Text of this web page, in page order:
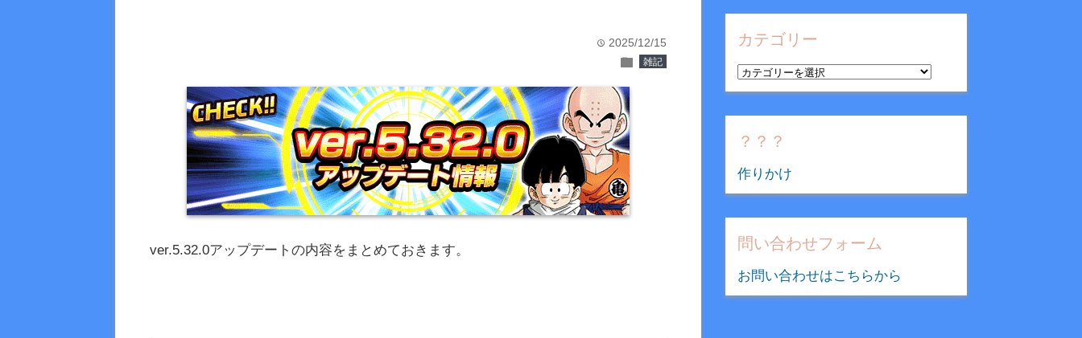
time 2025/12/15
folder 雑記
ver.5.32.0アップデートの内容をまとめておきます。
カ
イ
カテゴリー
カ
テ
ゴ
リ
？？？
作りかけ
問い合わせフォーム
お問い合わせはこちらから